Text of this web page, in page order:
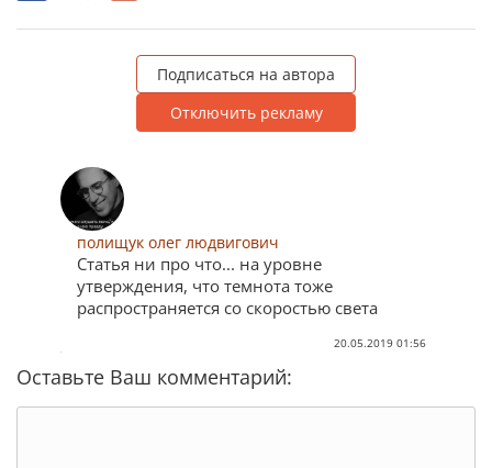
Подписаться на автора
Отключить рекламу
полищук олег людвигович
Статья ни про что... на уровне
утверждения, что темнота тоже
распространяется со скоростью света
20.05.2019 01:56
Оставьте Ваш комментарий: